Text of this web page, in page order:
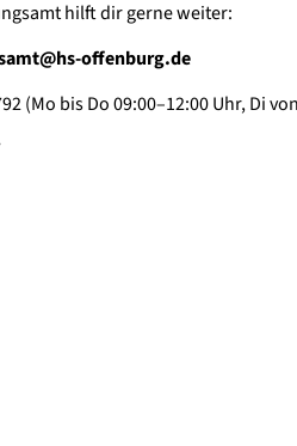
hilft dir gerne weiter:
offenburg.de
(Mo bis Do 09:00–12:00 Uhr, Di